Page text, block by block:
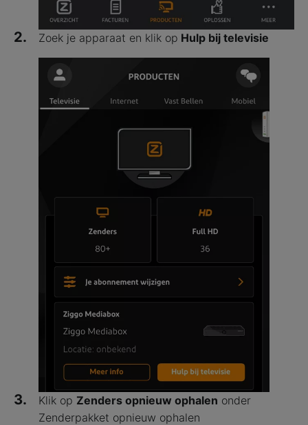
2. Zoek je apparaat en klik op Hulp bij televisie
3. Klik op Zenders opnieuw ophalen onder
Zenderpakket opnieuw ophalen